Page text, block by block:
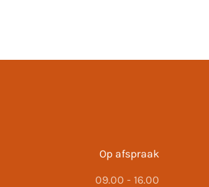
Op afspraak
09.00 - 16.00